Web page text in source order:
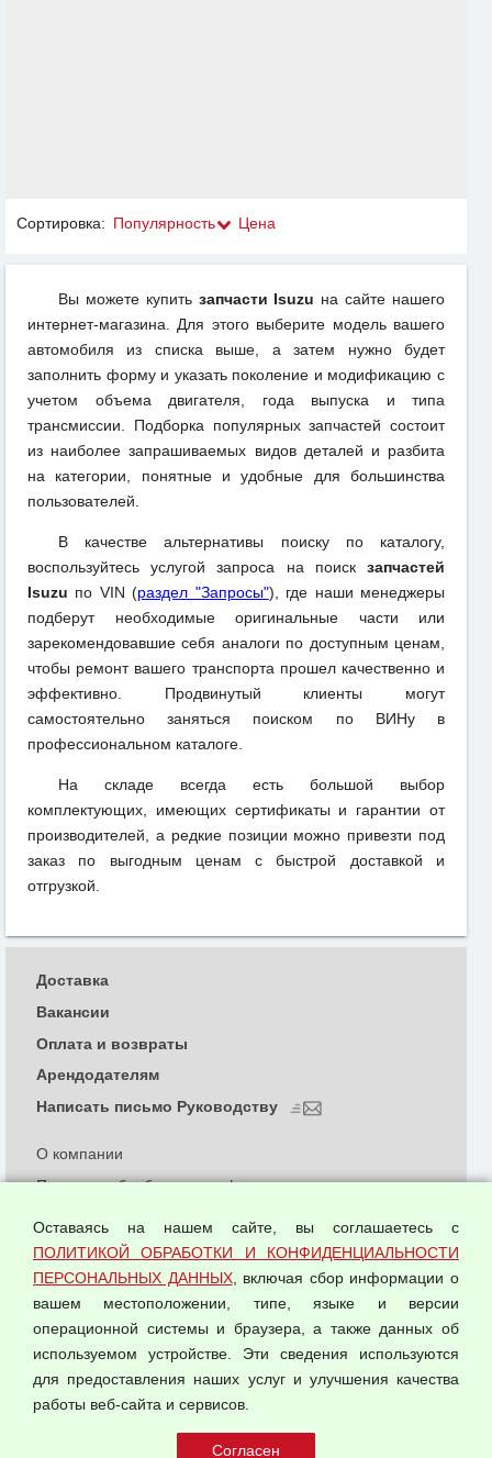
Сортировка: Популярность Цена
Вы можете купить запчасти Isuzu на сайте нашего
интернет-магазина. Для этого выберите модель вашего
автомобиля из списка выше, а затем нужно будет
заполнить форму и указать поколение и модификацию с
учетом объема двигателя, года выпуска и типа
трансмиссии. Подборка популярных запчастей состоит
из наиболее запрашиваемых видов деталей и разбита
на категории, понятные и удобные для большинства
пользователей.
В качестве альтернативы поиску по каталогу,
воспользуйтесь услугой запроса на поиск запчастей
Isuzu по VIN (раздел "Запросы"), где наши менеджеры
подберут необходимые оригинальные части или
зарекомендовавшие себя аналоги по доступным ценам,
чтобы ремонт вашего транспорта прошел качественно и
эффективно. Продвинутый клиенты могут
самостоятельно заняться поиском по ВИНу в
профессиональном каталоге.
На складе всегда есть большой выбор
комплектующих, имеющих сертификаты и гарантии от
производителей, а редкие позиции можно привезти под
заказ по выгодным ценам с быстрой доставкой и
отгрузкой.
© 2026 ООО "Феникс"
О компании
Политика обработки и конфиденциальности
Согласием на обработку персональных данных
Оферта оптовой купли-продажи
Публичная оферта
Доставка
Вакансии
Оплата и возвраты
Арендодателям
Написать письмо Руководству
Оставаясь на нашем сайте, вы соглашаетесь с
ПОЛИТИКОЙ ОБРАБОТКИ И КОНФИДЕНЦИАЛЬНОСТИ
ПЕРСОНАЛЬНЫХ ДАННЫХ, включая сбор информации о
вашем местоположении, типе, языке и версии
операционной системы и браузера, а также данных об
используемом устройстве. Эти сведения используются
для предоставления наших услуг и улучшения качества
работы веб-сайта и сервисов.